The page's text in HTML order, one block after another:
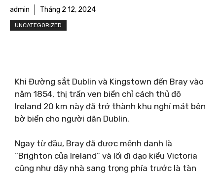
admin Tháng 2 12, 2024
UNCATEGORIZED
Khi Đường sắt Dublin và Kingstown đến Bray vào
năm 1854, thị trấn ven biển chỉ cách thủ đô
Ireland 20 km này đã trở thành khu nghỉ mát bên
bờ biển cho người dân Dublin.
Ngay từ đầu, Bray đã được mệnh danh là
“Brighton của Ireland” và lối đi dạo kiểu Victoria
cũng như dãy nhà sang trọng phía trước là tàn